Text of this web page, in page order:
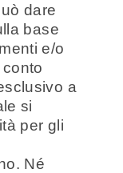
dare
base
e/o
a
si
per gli
Né